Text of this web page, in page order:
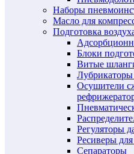
Наборы
Масло для
Подготовка
Блоки
Витые
Осушители
Регуляторы
Ресиверы
Сепараторы